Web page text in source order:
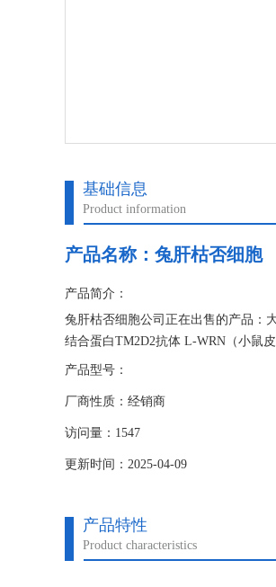
基础信息
Product information
产品名称： 兔肝枯否细胞
产品简介：
兔肝枯否细胞公司正在出售的产品：
结合蛋白TM2D2抗体 L-WRN（小鼠
产品型号：
厂商性质：经销商
访问量：1547
更新时间：2025-04-09
产品特性
Product characteristics